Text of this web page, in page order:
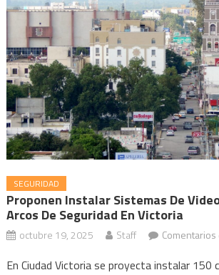
SEGURIDAD
Proponen Instalar Sistemas De
Arcos De Seguridad En Victoria
octubre 19, 2025 Staff
En Ciudad Victoria se proyecta instalar 150